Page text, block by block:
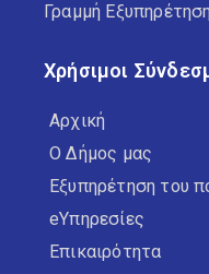
Γραμμή
Χρήσιμοι
Αρχική
Ο Δήμος μας
Εξυπηρέτηση του
eΥπηρεσίες
Επικαιρότητα